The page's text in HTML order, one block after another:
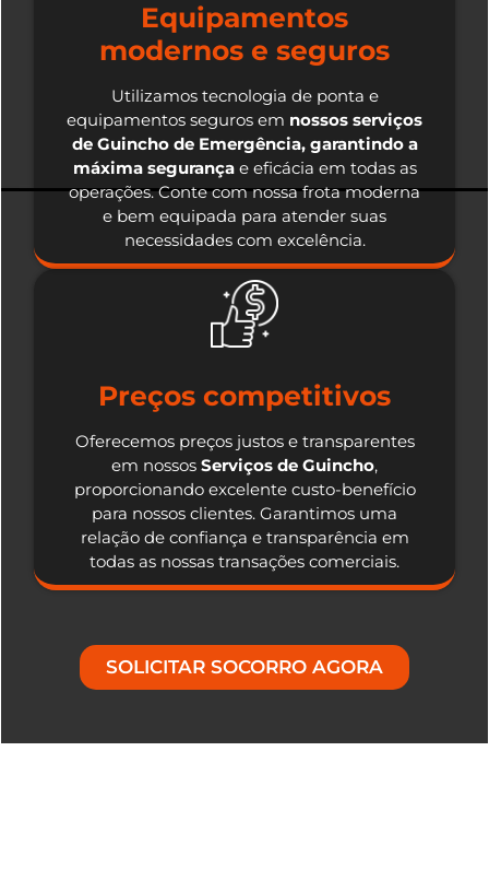
Equipamentos
modernos e seguros
Utilizamos tecnologia de ponta e
equipamentos seguros em nossos serviços
de Guincho de Emergência, garantindo a
máxima segurançae eficácia em todas as
operações. Conte com nossa frota moderna
e bem equipada para atender suas
necessidades com excelência.
Preços competitivos
Oferecemos preços justos e transparentes
em nossos Serviços de Guincho,
proporcionando excelente custo-benefício
para nossos clientes. Garantimos uma
relação de confiança e transparência em
todas as nossas transações comerciais.
SOLICITAR SOCORRO AGORA